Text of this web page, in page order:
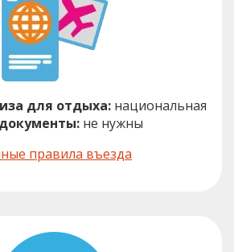
для отдыха:национальная
не нужны
правила въезда